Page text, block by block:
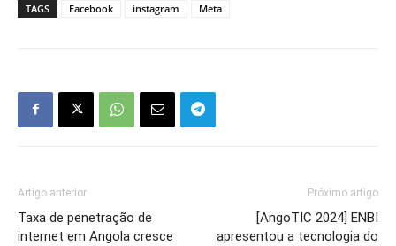
TAGS Facebook instagram Meta
Artigo anterior
Taxa de penetração de
internet em Angola cresce
Próximo artigo
[AngoTIC 2024] ENBI
apresentou a tecnologia do